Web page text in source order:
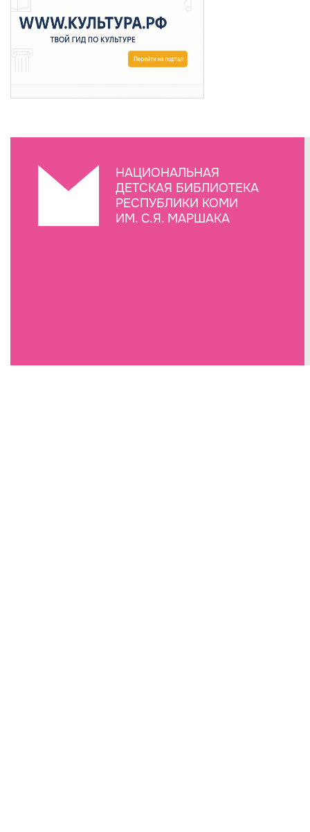
НАЦИОНАЛЬНАЯ
ДЕТСКАЯ БИБЛИОТЕКА
РЕСПУБЛИКИ КОМИ
ИМ. С.Я. МАРШАКА